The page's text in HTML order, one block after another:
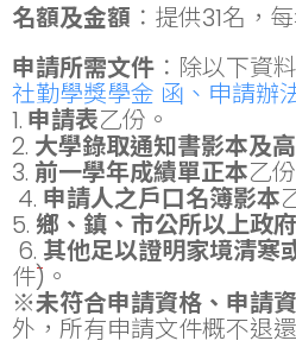
名額及金額 ：提供31名，
申請所需文件 ：除以下資
社勤學獎學金 函、申請辦
1. 申請表乙份。
2. 大學錄取通知書影本及
3. 前一學年成績單正本乙
4. 申請人之戶口名簿影本
5. 鄉、鎮、市公所以上政
6. 其他足以證明家境清寒
件)。
※未符合申請資格、申請
外，所有申請文件概不退